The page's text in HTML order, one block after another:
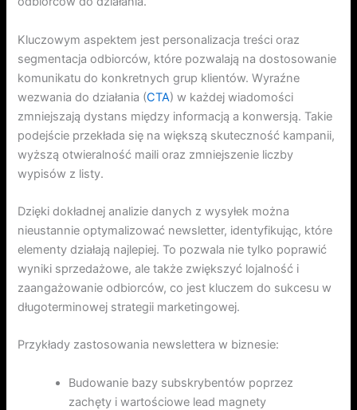
Kluczowym aspektem jest personalizacja treści oraz
segmentacja odbiorców, które pozwalają na dostosowanie
komunikatu do konkretnych grup klientów. Wyraźne
wezwania do działania (CTA) w każdej wiadomości
zmniejszają dystans między informacją a konwersją. Takie
podejście przekłada się na większą skuteczność kampanii,
wyższą otwieralność maili oraz zmniejszenie liczby
wypisów z listy.
Dzięki dokładnej analizie danych z wysyłek można
nieustannie optymalizować newsletter, identyfikując, które
elementy działają najlepiej. To pozwala nie tylko poprawić
wyniki sprzedażowe, ale także zwiększyć lojalność i
zaangażowanie odbiorców, co jest kluczem do sukcesu w
długoterminowej strategii marketingowej.
Przykłady zastosowania newslettera w biznesie:
Budowanie bazy subskrybentów poprzez
zachęty i wartościowe lead magnety